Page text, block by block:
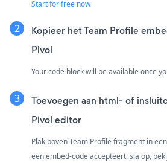
Start for free now
Kopieer het Team Profile
Pivol
Your code block will be available once
Toevoegen aan html- of
Pivol editor
Plak boven Team Profile fragment in
een embed-code accepteert. sla op,